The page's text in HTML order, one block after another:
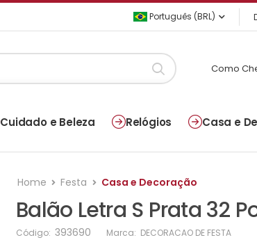
Português (BRL)
Como
Cuidado e Beleza Relógios Casa e
Home Festa Casa e Decoração
Balão Letra S Prata 32
Código: 393690 Marca: DECORACAO DE FESTA